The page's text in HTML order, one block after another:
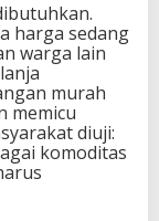
harga sedang
warga lain
murah
memicu
diuji:
komoditas